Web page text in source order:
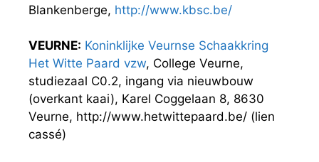
Blankenberge, http://www.kbsc.be/
VEURNE: Koninklijke Veurnse Schaakkring
Het Witte Paard vzw, College Veurne,
studiezaal C0.2, ingang via nieuwbouw
(overkant kaai), Karel Coggelaan 8, 8630
Veurne, http://www.hetwittepaard.be/ (lien
cassé)